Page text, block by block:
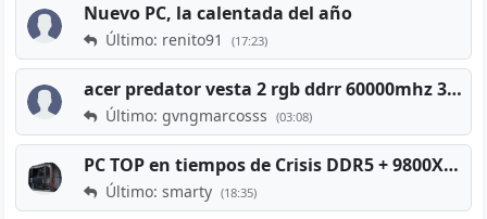
Nuevo PC, la calentada del año
Último: renito91 (17:23)
acer predator vesta 2 rgb ddrr 60000mhz 32gb x2 16gb
Último: gvngmarcosss (03:08)
PC TOP en tiempos de Crisis DDR5 + 9800X3D + RTX 5080 [2026][2400€]
Último: smarty (18:35)